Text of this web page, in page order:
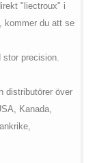
"liectroux" i
, kommer du att se
stor precision.
distributörer över
Kanada,